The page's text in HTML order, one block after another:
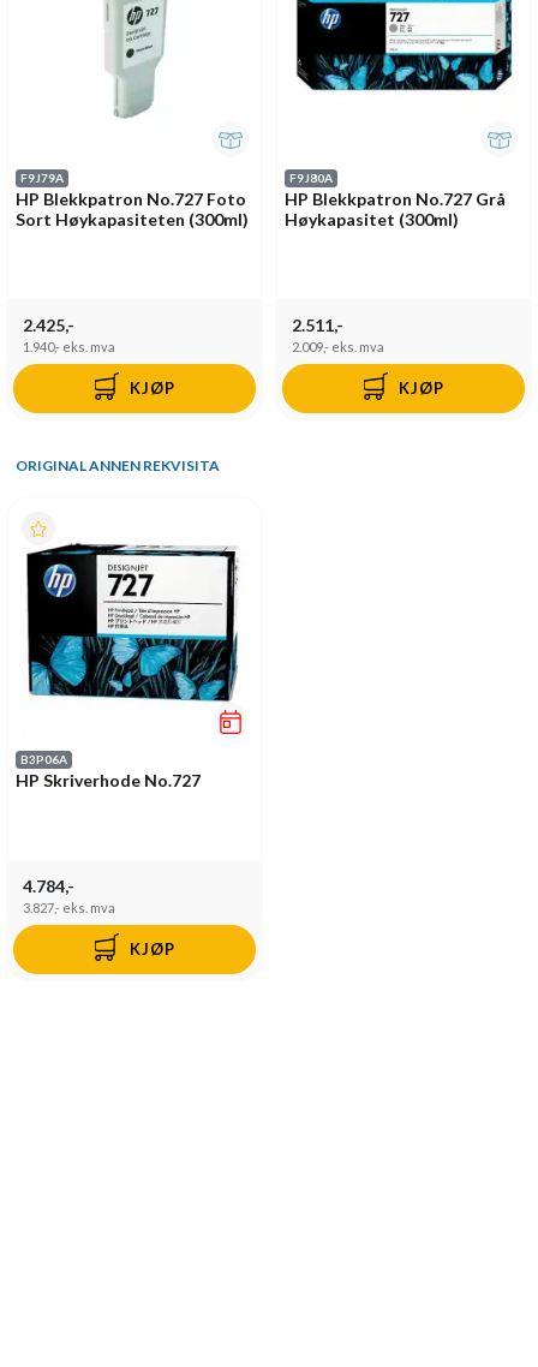
F9J79A
HP Blekkpatron No.727 Foto
Sort Høykapasiteten (300ml)
2.425,-
1.940,- eks. mva
KJØP
F9J80A
HP Blekkpatron No.727 Grå
Høykapasitet (300ml)
2.511,-
2.009,- eks. mva
KJØP
ORIGINAL ANNEN REKVISITA
B3P06A
HP Skriverhode No.727
4.784,-
3.827,- eks. mva
KJØP